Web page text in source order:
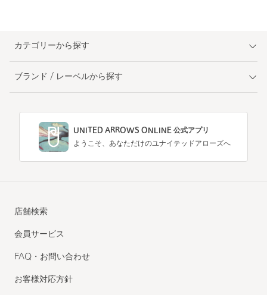
カテゴリーから探す
ブランド / レーベルから探す
UNITED ARROWS ONLINE 公式アプリ
ようこそ、あなただけのユナイテッドアローズへ
店舗検索
会員サービス
FAQ・お問い合わせ
お客様対応方針